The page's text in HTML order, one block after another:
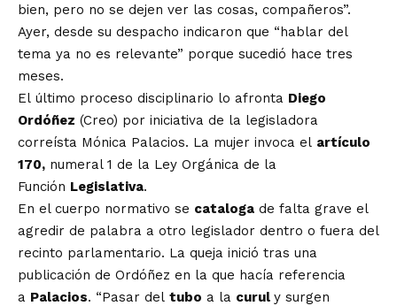
bien, pero no se dejen ver las cosas, compañeros”.
Ayer, desde su despacho indicaron que “hablar del
tema ya no es relevante” porque sucedió hace tres
meses.
El último proceso disciplinario lo afronta Diego
Ordóñez (Creo) por iniciativa de la legisladora
correísta Mónica Palacios. La mujer invoca el artículo
170, numeral 1 de la Ley Orgánica de la
Función Legislativa.
En el cuerpo normativo se cataloga de falta grave el
agredir de palabra a otro legislador dentro o fuera del
recinto parlamentario. La queja inició tras una
publicación de Ordóñez en la que hacía referencia
a Palacios. “Pasar del tubo a la curul y surgen